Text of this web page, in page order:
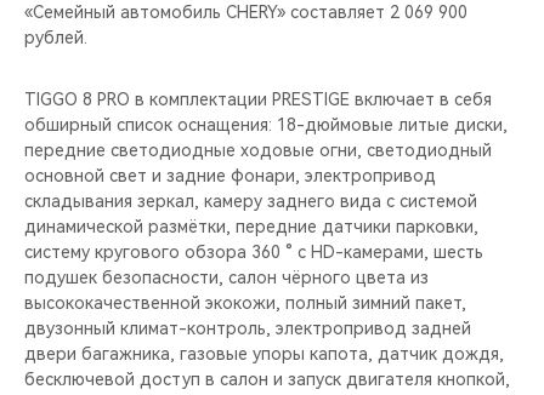
«Семейный автомобиль CHERY» составляет 2 069 900
рублей.
TIGGO 8 PRO в комплектации PRESTIGE включает в себя
обширный список оснащения: 18-дюймовые литые диски,
передние светодиодные ходовые огни, светодиодный
основной свет и задние фонари, электропривод
складывания зеркал, камеру заднего вида с системой
динамической размётки, передние датчики парковки,
систему кругового обзора 360 ° с HD-камерами, шесть
подушек безопасности, салон чёрного цвета из
высококачественной экокожи, полный зимний пакет,
двузонный климат-контроль, электропривод задней
двери багажника, газовые упоры капота, датчик дождя,
бесключевой доступ в салон и запуск двигателя кнопкой,